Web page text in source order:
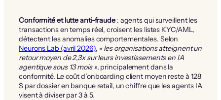
Conformité et lutte anti-fraude: agents qui surveillent les
transactions en temps réel, croisent les listes KYC/AML,
détectent les anomalies comportementales. Selon
Neurons Lab (avril 2026), « les organisations atteignent un
retour moyen de 2,3x sur leurs investissements en IA
agentique sous 13 mois », principalement dans la
conformité. Le coût d’onboarding client moyen reste à 128
$ par dossier en banque retail, un chiffre que les agents IA
visent à diviser par 3 à 5.